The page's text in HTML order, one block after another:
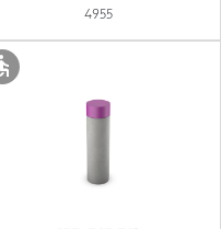
4955